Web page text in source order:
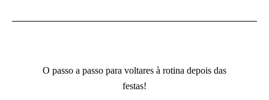
O passo a passo para voltares à rotina depois das
festas!